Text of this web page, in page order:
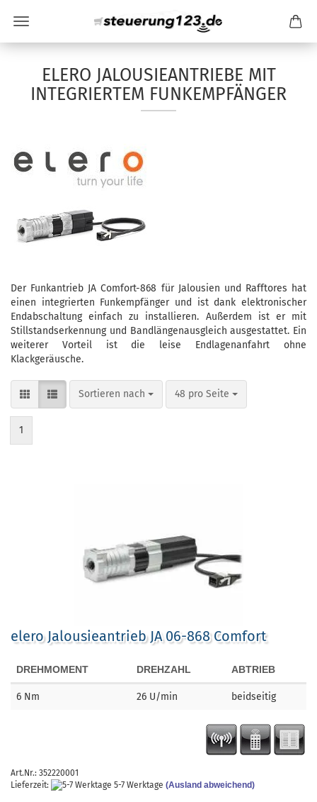
ELERO JALOUSIEANTRIEBE MIT
INTEGRIERTEM FUNKEMPFÄNGER
Der Funkantrieb JA Comfort-868 für Jalousien und Rafftores hat
einen integrierten Funkempfänger und ist dank elektronischer
Endabschaltung einfach zu installieren. Außerdem ist er mit
Stillstandserkennung und Bandlängenausgleich ausgestattet. Ein
weiterer Vorteil ist die leise Endlagenanfahrt ohne
Klackgeräusche.
Sortieren nach
Sortieren nach 48 pro Seite
pro Seite
1
elero Jalousieantrieb JA 06-868 Comfort
DREHMOMENT DREHZAHL ABTRIEB
6 Nm 26 U/min beidseitig
Art.Nr.: 352220001
Lieferzeit:
5-7 Werktage (Ausland abweichend)